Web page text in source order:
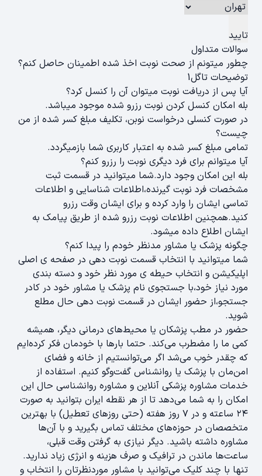
تایید
سوالات متداول
چطور میتونم از صحت نوبت اخذ شده اطمینان حاصل کنم؟
توضیحات تاگل1
آیا پس از دریافت نوبت میتوان آن را کنسل کرد؟
بله امکان کنسل کردن نوبت رزرو شده موجود میباشد.
در صورت کنسلی درخواست نوبن، تکلیف مبلغ کسر شده از من
چیست؟
تمامی مبلغ کسر شده به اعتبار کاربری شما بازمیگردد.
آیا میتوانم برای فرد دیگری نوبت را رزرو کنم؟
بله این امکان وجود دارد.شما میتوانید در قسمت ثبت
مشخصات فرد نوبت گیرنده،اطلاعات شناسایی و اطلاعات
تماسی ایشان را وارد کرده و برای ایشان وقت رزرو
کنید.همچنین اطلاعات نوبت رزرو شده از طریق پیامک به
ایشان اطلاع داده میشود.
چگونه پزشک یا مشاور مدنظر خودم را پیدا کنم؟
شما میتوانید با انتخاب قسمت نوبت دهی در صفحه ی اصلی
اپلیکیشن و انتخاب حیطه ی مورد نظر خود و دسته بندی
مورد نیاز خود،با جستجوی نام پزشک یا مشاور خود در کادر
جستجو،از حضور ایشان در قسمت نوبت دهی حال مطلع
شوید.
حضور در مطب پزشکان یا محیط‌های درمانی دیگر، همیشه
کمی ما را مضطرب می‌کند. حتما بارها با خودمان فکر کرده‌ایم
که چقدر خوب می‌شد اگر می‌توانستیم از خانه و فضای
امن‌مان با پزشک یا روانشناس گفت‌وگو کنیم. استفاده از
خدمات مشاوره پزشکی آنلاین و مشاوره روانشناسی حال این
امکان را به شما می‌دهد تا از هر نقطه ایران بتوانید به صورت
۲۴ ساعته و در ۷ روز هفته (حتی روزهای تعطیل) با بهترین
متخصصان در حوزه‌های مختلف تماس بگیرید و با آن‌ها
مشاوره داشته باشید. دیگر نیازی به گرفتن وقت قبلی،
ساعت‌ها ماندن در ترافیک و صرف هزینه و انرژی زیاد ندارید.
تنها با چند کلیک می‌توانید با مشاور موردنظرتان را انتخاب و